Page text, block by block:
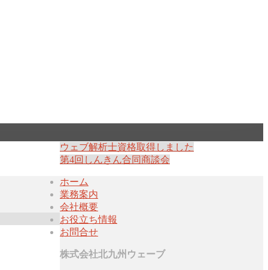
ウェブ解析士資格取得しました
第4回しんきん合同商談会
ホーム
業務案内
会社概要
お役立ち情報
お問合せ
株式会社北九州ウェーブ